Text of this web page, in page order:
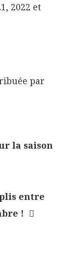
2022 et
par
la saison
entre
!